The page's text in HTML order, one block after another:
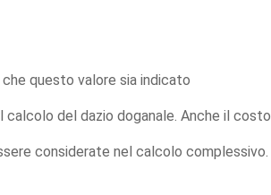
questo valore sia indicato
calcolo del dazio doganale. Anche il costo
considerate nel calcolo complessivo.